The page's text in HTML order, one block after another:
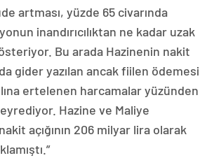
artması, yüzde 65 civarında
inandırıcılıktan ne kadar uzak
Bu arada Hazinenin nakit
gider yazılan ancak fiilen ödemesi
ertelenen harcamalar yüzünden
Hazine ve Maliye
açığının 206 milyar lira olarak